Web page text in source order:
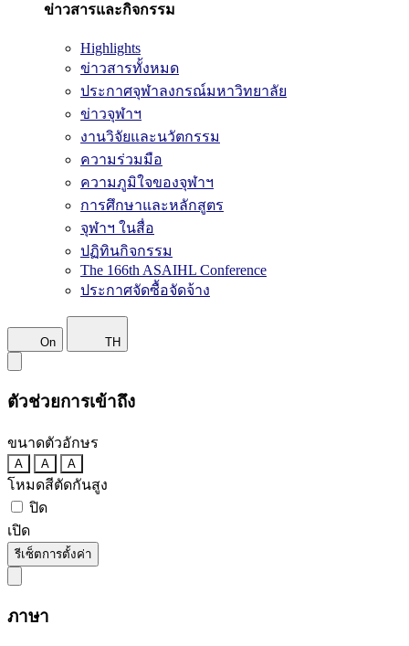
ข่าวสารและกิจกรรม
Highlights
ข่าวสารทั้งหมด
ประกาศจุฬาลงกรณ์มหาวิทยาลัย
ข่าวจุฬาฯ
งานวิจัยและนวัตกรรม
ความร่วมมือ
ความภูมิใจของจุฬาฯ
การศึกษาและหลักสูตร
จุฬาฯ ในสื่อ
ปฏิทินกิจกรรม
The 166th ASAIHL Conference
ประกาศจัดซื้อจัดจ้าง
On TH
ตัวช่วยการเข้าถึง
ขนาดตัวอักษร
A A A
โหมดสีตัดกันสูง
ปิด
เปิด
รีเซ็ตการตั้งค่า
ภาษา